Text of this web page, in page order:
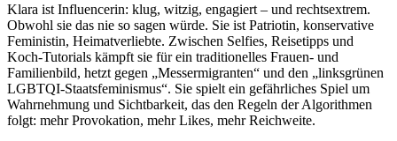
Klara ist Influencerin: klug, witzig, engagiert – und rechtsextrem.
Obwohl sie das nie so sagen würde. Sie ist Patriotin, konservative
Feministin, Heimatverliebte. Zwischen Selfies, Reisetipps und
Koch-Tutorials kämpft sie für ein traditionelles Frauen- und
Familienbild, hetzt gegen „Messermigranten“ und den „linksgrünen
LGBTQI-Staatsfeminismus“. Sie spielt ein gefährliches Spiel um
Wahrnehmung und Sichtbarkeit, das den Regeln der Algorithmen
folgt: mehr Provokation, mehr Likes, mehr Reichweite.